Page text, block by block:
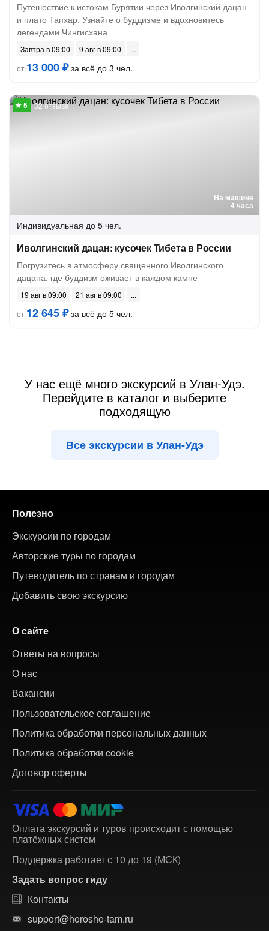
Путешествие к истокам Бурятии через Иволгинский дацан
и плато Тапхар. Узнайте о буддизме и вдохновитесь
легендами Чингисхана
Завтра в 09:00
9 авг в 09:00
от 13 000 ₽за всё до 3 чел.
На машине
4 часа
32 отзыва
Индивидуальная до 5 чел.
Иволгинский дацан: кусочек Тибета в России
Погрузитесь в атмосферу священного Иволгинского
дацана, где буддизм оживает в каждом камне
19 авг в 09:00
21 авг в 09:00
от 12 645 ₽за всё до 5 чел.
У нас ещё много экскурсий в Улан-Удэ.
Перейдите в каталог и выберите
подходящую
Все экскурсии в Улан-Удэ
Полезно
Экскурсии по городам
Авторские туры по городам
Путеводитель по странам и городам
Добавить свою экскурсию
О сайте
Ответы на вопросы
О нас
Вакансии
Пользовательское соглашение
Политика обработки персональных данных
Политика обработки cookie
Договор оферты
Оплата экскурсий и туров происходит с помощью
платёжных систем
Поддержка работает с 10 до 19 (МСК)
Задать вопрос гиду
Контакты
support@horosho-tam.ru